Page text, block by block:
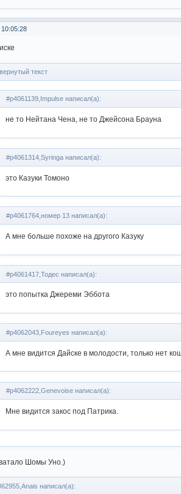
текст
#p4061139,Impulse написал(а):
не то Нейтана Чена, не то Джейсона Брауна
#p4061314,Syringa написал(а):
это Казуки Томоно
#p4061764,номер 13 написал(а):
А мне больше похоже на другого Казуку
#p4061417,Тодес написал(а):
это попытка Джереми Эббота
#p4062043,Foureyes написал(а):
А мне видится Дайске в молодости, только нет
#p4062222,Genevoise написал(а):
Мне видится закос под Патрика.
Шомы Уно.)
написал(а):